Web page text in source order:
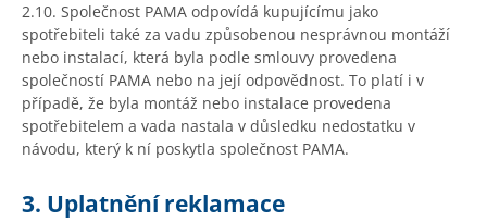
2.10. Společnost PAMA odpovídá kupujícímu jako
spotřebiteli také za vadu způsobenou nesprávnou montáží
nebo instalací, která byla podle smlouvy provedena
společností PAMA nebo na její odpovědnost. To platí i v
případě, že byla montáž nebo instalace provedena
spotřebitelem a vada nastala v důsledku nedostatku v
návodu, který k ní poskytla společnost PAMA.
3. Uplatnění reklamace